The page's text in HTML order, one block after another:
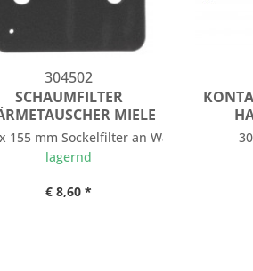
Trockner
304502
SCHAUMFILTER
MIELE
155 mm Sockelfilter an Wärmetauscher
lagernd
€ 8,60 *